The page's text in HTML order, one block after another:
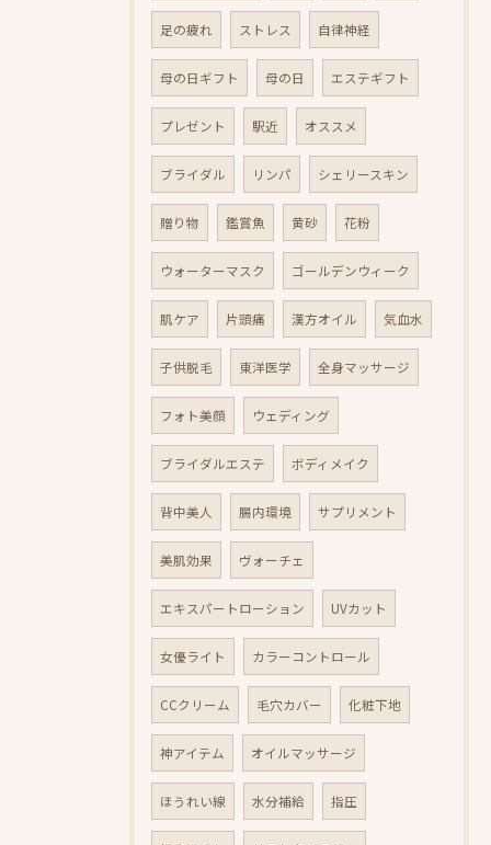
足の疲れ ストレス 自律神経
母の日ギフト 母の日 エステギフト
プレゼント 駅近 オススメ
ブライダル リンパ シェリースキン
贈り物 鑑賞魚 黄砂 花粉
ウォーターマスク ゴールデンウィーク
肌ケア 片頭痛 漢方オイル 気血水
子供脱毛 東洋医学 全身マッサージ
フォト美顔 ウェディング
ブライダルエステ ボディメイク
背中美人 腸内環境 サプリメント
美肌効果 ヴォーチェ
エキスパートローション UVカット
女優ライト カラーコントロール
CCクリーム 毛穴カバー 化粧下地
神アイテム オイルマッサージ
ほうれい線 水分補給 指圧